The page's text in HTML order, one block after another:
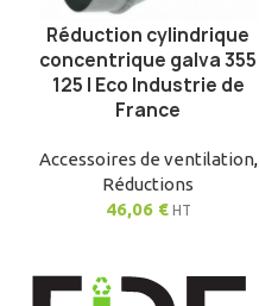
AJOUTER AU PANIER
Réduction cylindrique
concentrique galva 355
125 | Eco Industrie de
France
Accessoires de ventilation,
Réductions
46,06 € HT